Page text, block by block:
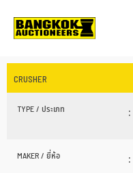
CRUSHER
TYPE / ประเภท :
MAKER / ยี่ห้อ :